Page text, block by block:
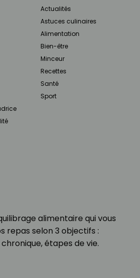
alimentaire qui vous
repas selon 3 objectifs :
étapes de vie.
Actualités
Astuces culinaires
Alimentation
Bien-être
Minceur
Recettes
Santé
Sport